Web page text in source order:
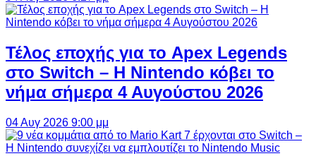
Τέλος εποχής για το Apex Legends
στο Switch – Η Nintendo κόβει το
νήμα σήμερα 4 Αυγούστου 2026
04 Αυγ 2026 9:00 μμ